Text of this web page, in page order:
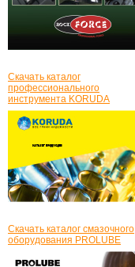
Скачать каталог
профессионального
инструмента KORUDA
Скачать каталог смазочного
оборудования PROLUBE